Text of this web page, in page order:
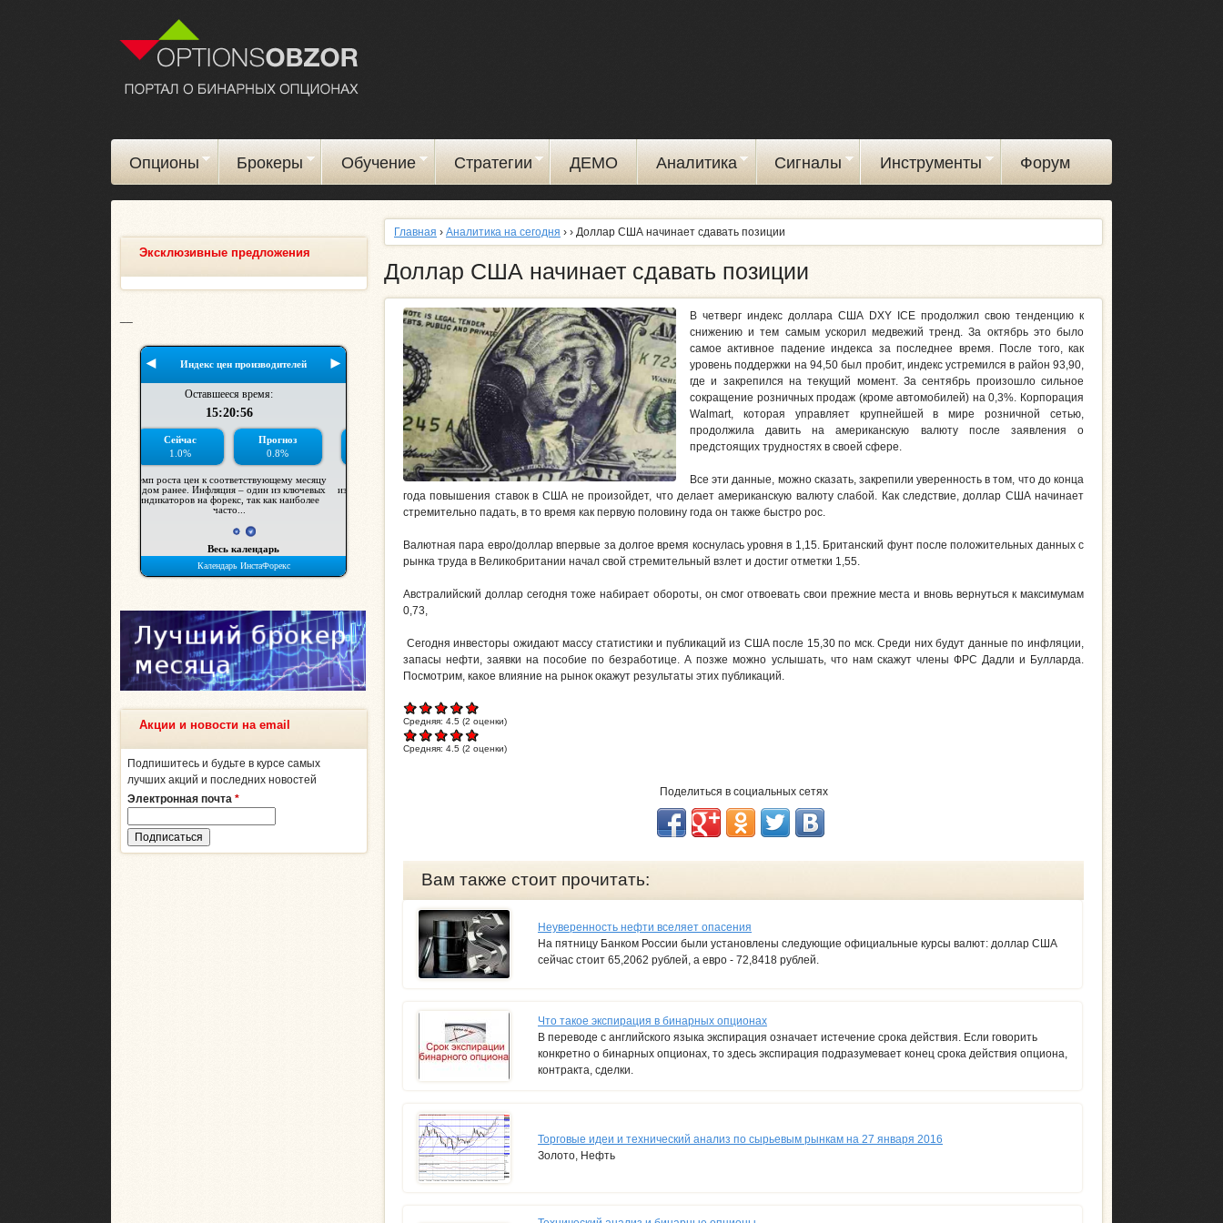
Опционы Брокеры Обучение Стратегии ДЕМО Аналитика Сигналы Инструменты Форум
Главная › Аналитика на сегодня › › Доллар США начинает сдавать позиции
Доллар США начинает сдавать позиции
В четверг индекс доллара США DXY ICE продолжил свою тенденцию к
снижению и тем самым ускорил медвежий тренд. За октябрь это было
самое активное падение индекса за последнее время. После того, как
уровень поддержки на 94,50 был пробит, индекс устремился в район 93,90,
где и закрепился на текущий момент. За сентябрь произошло сильное
сокращение розничных продаж (кроме автомобилей) на 0,3%. Корпорация
Walmart, которая управляет крупнейшей в мире розничной сетью,
продолжила давить на американскую валюту после заявления о
предстоящих трудностях в своей сфере.
Все эти данные, можно сказать, закрепили уверенность в том, что до конца
года повышения ставок в США не произойдет, что делает американскую валюту слабой. Как следствие, доллар США начинает
стремительно падать, в то время как первую половину года он также быстро рос.
Валютная пара евро/доллар впервые за долгое время коснулась уровня в 1,15. Британский фунт после положительных данных с
рынка труда в Великобритании начал свой стремительный взлет и достиг отметки 1,55.
Австралийский доллар сегодня тоже набирает обороты, он смог отвоевать свои прежние места и вновь вернуться к максимумам
0,73,
Сегодня инвесторы ожидают массу статистики и публикаций из США после 15,30 по мск. Среди них будут данные по инфляции,
запасы нефти, заявки на пособие по безработице. А позже можно услышать, что нам скажут члены ФРС Дадли и Булларда.
Посмотрим, какое влияние на рынок окажут результаты этих публикаций.
Средняя: 4.5 (2 оценки)
Средняя: 4.5 (2 оценки)
Поделиться в социальных сетях
Вам также стоит прочитать:
Неуверенность нефти вселяет опасения
На пятницу Банком России были установлены следующие официальные курсы валют: доллар США
сейчас стоит 65,2062 рублей, а евро - 72,8418 рублей.
Что такое экспирация в бинарных опционах
В переводе с английского языка экспирация означает истечение срока действия. Если говорить
конкретно о бинарных опционах, то здесь экспирация подразумевает конец срока действия опциона,
контракта, сделки.
Торговые идеи и технический анализ по сырьевым рынкам на 27 января 2016
Золото, Нефть
Эксклюзивные предложения
Акции и новости на email
Подпишитесь и будьте в курсе самых
лучших акций и последних новостей
Электронная почта *